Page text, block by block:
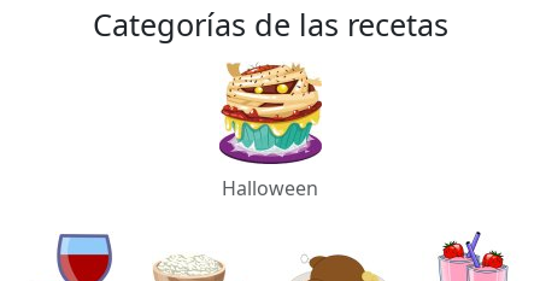
Categorías de las recetas
Halloween